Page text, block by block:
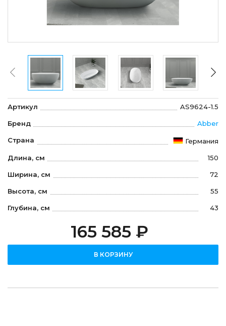
Артикул AS9624-1.5
Бренд Abber
Страна Германия
Длина, см 150
Ширина, см 72
Высота, см 55
Глубина, см 43
165 585 ₽
В КОРЗИНУ